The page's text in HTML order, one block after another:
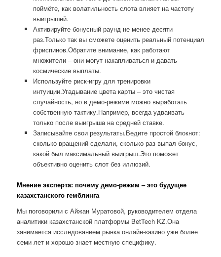
поймёте, как волатильность слота влияет на частоту
выигрышей.
Активируйте бонусный раунд не менее десяти
раз.Только так вы сможете оценить реальный потенциал
фриспинов.Обратите внимание, как работают
множители – они могут накапливаться и давать
космические выплаты.
Используйте риск-игру для тренировки
интуиции.Угадывание цвета карты – это чистая
случайность, но в демо-режиме можно выработать
собственную тактику.Например, всегда удваивать
только после выигрыша на средней ставке.
Записывайте свои результаты.Ведите простой блокнот:
сколько вращений сделали, сколько раз выпал бонус,
какой был максимальный выигрыш.Это поможет
объективно оценить слот без иллюзий.
Мнение эксперта: почему демо-режим – это будущее
казахстанского гемблинга
Мы поговорили с Айжан Муратовой, руководителем отдела
аналитики казахстанской платформы BetTech KZ.Она
занимается исследованием рынка онлайн-казино уже более
семи лет и хорошо знает местную специфику.